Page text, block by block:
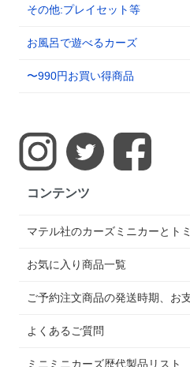
その他:プレイセット等
お風呂で遊べるカーズ
〜990円お買い得商品
コンテンツ
マテル社のカーズミニカーとト
お気に入り商品一覧
ご予約注文商品の発送時期、お
よくあるご質問
ミニミニカーズ歴代製品リスト